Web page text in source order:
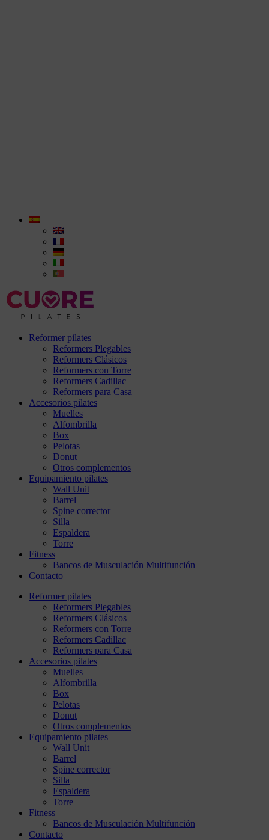
Reformer pilates
Reformers Plegables
Reformers Clásicos
Reformers con Torre
Reformers Cadillac
Reformers para Casa
Accesorios pilates
Muelles
Alfombrilla
Box
Pelotas
Donut
Otros complementos
Equipamiento pilates
Wall Unit
Barrel
Spine corrector
Silla
Espaldera
Torre
Fitness
Bancos de Musculación Multifunción
Contacto
Reformer pilates
Reformers Plegables
Reformers Clásicos
Reformers con Torre
Reformers Cadillac
Reformers para Casa
Accesorios pilates
Muelles
Alfombrilla
Box
Pelotas
Donut
Otros complementos
Equipamiento pilates
Wall Unit
Barrel
Spine corrector
Silla
Espaldera
Torre
Fitness
Bancos de Musculación Multifunción
Contacto